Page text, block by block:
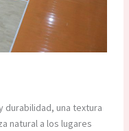
durabilidad, una textura
natural a los lugares